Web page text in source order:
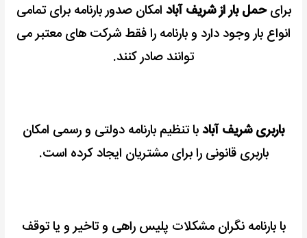
برایحمل بار از شریف آباد امکان صدور بارنامه برای تمامی
انواع بار وجود دارد و بارنامه را فقط شرکت های معتبر می
توانند صادر کنند.
باربری شریف آبادبا تنظیم بارنامه دولتی و رسمی امکان
باربری قانونی را برای مشتریان ایجاد کرده است.
با بارنامه نگران مشکلات پلیس راهی و تاخیر و یا توقف